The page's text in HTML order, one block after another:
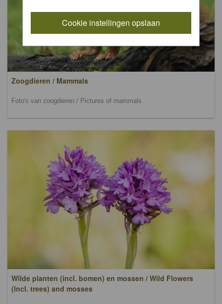
Cookie instellingen opslaan
Zoogdieren / Mammals
Foto's van zoogdieren / Pictures of mammals
Wilde planten (incl. bomen) en mossen / Wild Flowers
(lncl. trees) and mosses